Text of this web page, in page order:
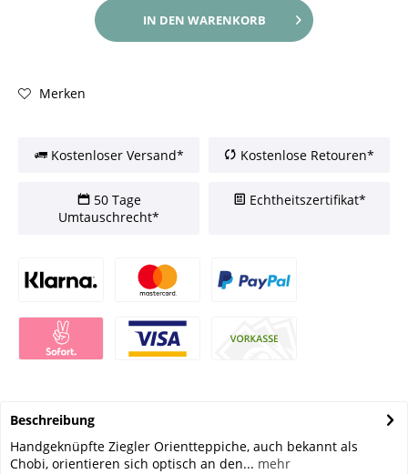
IN DEN WARENKORB
Merken
Kostenloser Versand* Kostenlose Retouren*
50 Tage
Umtauschrecht*
Echtheitszertifikat*
Beschreibung
Handgeknüpfte Ziegler Orientteppiche, auch bekannt als
Chobi, orientieren sich optisch an den... mehr